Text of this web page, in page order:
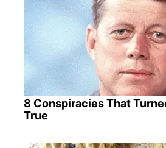
8 Conspiracies That
True